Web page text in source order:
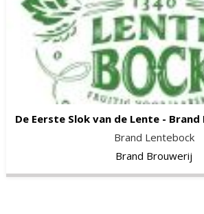
De Eerste Slok van de Lente -
Brand Lentebock
Brand Brouwerij